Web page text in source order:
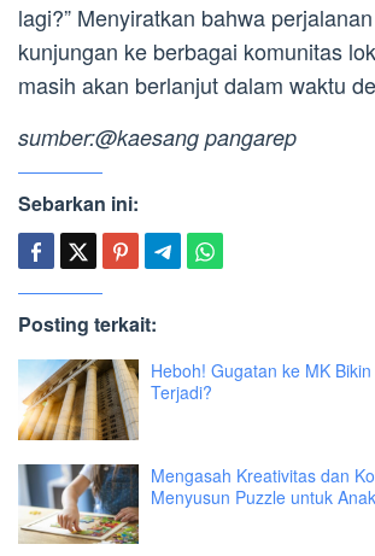
lagi?” Menyiratkan bahwa
kunjungan ke berbagai komunitas
masih akan berlanjut dalam waktu
sumber:@kaesang pangarep
Sebarkan ini:
Posting terkait:
Heboh! Gugatan ke MK
Terjadi?
Mengasah Kreativitas dan
Menyusun Puzzle untuk Anak